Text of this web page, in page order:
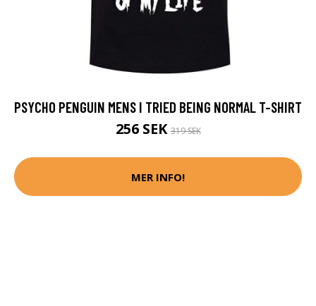
PSYCHO PENGUIN MENS I TRIED BEING NORMAL T-SHIRT
256 SEK319 SEK
MER INFO!